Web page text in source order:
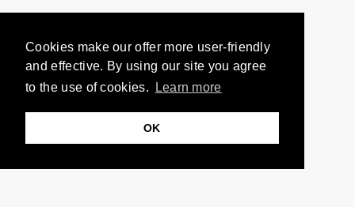
Cookies make our offer more user-friendly
and effective. By using our site you agree
to the use of cookies.
Learn more
OK